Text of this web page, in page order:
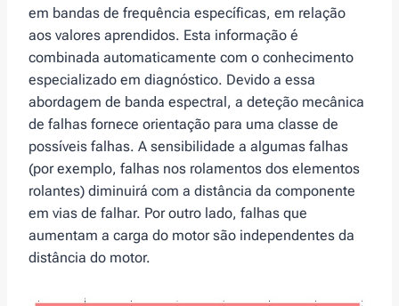
em bandas de frequência específicas, em relação
aos valores aprendidos. Esta informação é
combinada automaticamente com o conhecimento
especializado em diagnóstico. Devido a essa
abordagem de banda espectral, a deteção mecânica
de falhas fornece orientação para uma classe de
possíveis falhas. A sensibilidade a algumas falhas
(por exemplo, falhas nos rolamentos dos elementos
rolantes) diminuirá com a distância da componente
em vias de falhar. Por outro lado, falhas que
aumentam a carga do motor são independentes da
distância do motor.